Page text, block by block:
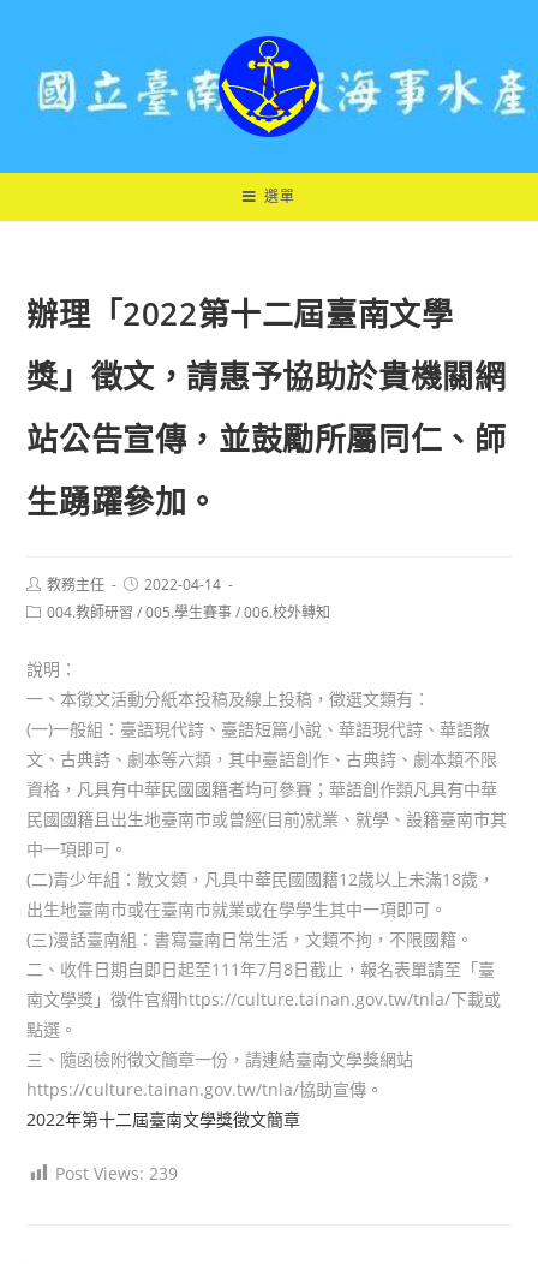
選單
辦理「2022第十二屆臺南文學
獎」徵文，請惠予協助於貴機關網
站公告宣傳，並鼓勵所屬同仁、師
生踴躍參加。
Post
author:
教務主任
Post
published:
2022-04-14
Post004.教師研習 / 005.學生賽事 / 006.校外轉知
說明：
一、本徵文活動分紙本投稿及線上投稿，徵選文類有：
(一)一般組：臺語現代詩、臺語短篇小說、華語現代詩、華語散
文、古典詩、劇本等六類，其中臺語創作、古典詩、劇本類不限
資格，凡具有中華民國國籍者均可參賽；華語創作類凡具有中華
民國國籍且出生地臺南市或曾經(目前)就業、就學、設籍臺南市其
中一項即可。
(二)青少年組：散文類，凡具中華民國國籍12歲以上未滿18歲，
出生地臺南市或在臺南市就業或在學學生其中一項即可。
(三)漫話臺南組：書寫臺南日常生活，文類不拘，不限國籍。
二、收件日期自即日起至111年7月8日截止，報名表單請至「臺
南文學獎」徵件官網https://culture.tainan.gov.tw/tnla/下載或
點選。
三、隨函檢附徵文簡章一份，請連結臺南文學獎網站
https://culture.tainan.gov.tw/tnla/協助宣傳。
2022年第十二屆臺南文學獎徵文簡章
Post Views: 239